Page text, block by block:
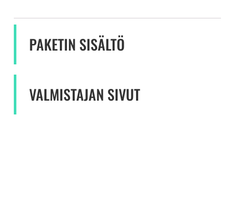
PAKETIN SISÄLTÖ
VALMISTAJAN SIVUT